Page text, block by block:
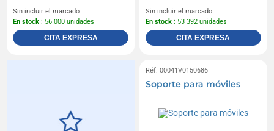
Sin incluir el marcado
En stock : 56 000 unidades
CITA EXPRESA
Sin incluir el marcado
En stock : 53 392 unidades
CITA EXPRESA
Réf. 00041V0150686
Soporte para móviles